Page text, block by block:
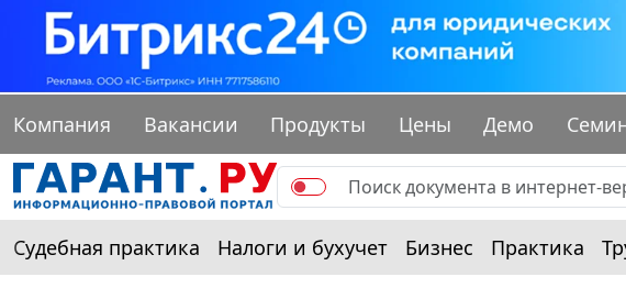
Компания Вакансии Продукты Цены Демо
Судебная практика Налоги и бухучет Бизнес Практика